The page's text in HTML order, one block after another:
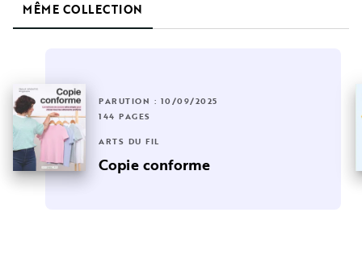
MÊME COLLECTION
PARUTION : 10/09/2025
144 PAGES
ARTS DU FIL
Copie conforme